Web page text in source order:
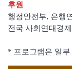
후원
행정안전부, 은행
전국 사회연대경
* 프로그램은 일